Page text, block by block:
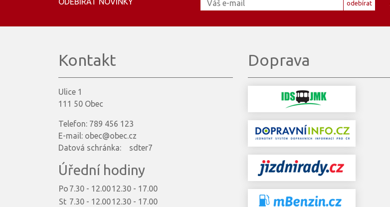
odebírat
Kontakt
Ulice 1
111 50 Obec
Telefon: 789 456 123
E-mail: obec@obec.cz
Datová schránka: sdter7
Úřední hodiny
Po 7.30 - 12.0012.30 - 17.00
St 7.30 - 12.0012.30 - 17.00
Doprava